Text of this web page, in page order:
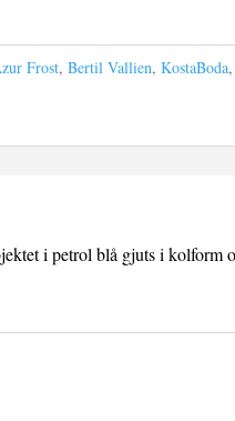
Frost,Bertil Vallien,KostaBoda
i petrol blå gjuts i kolform